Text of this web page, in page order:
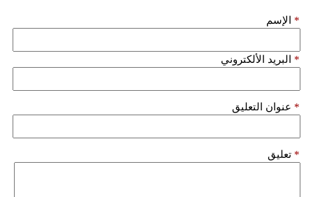
الإسم *
البريد الألكتروني *
عنوان التعليق *
تعليق *